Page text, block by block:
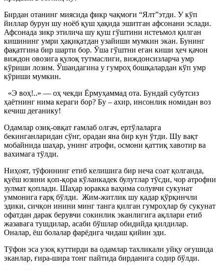
Бирдан отанинг миясида фикр чақмоғи “Ялт”этди. У кўп
йиллар бурун шу ноёб қуш ҳақида эшитган афсонани эслади.
Афсонада зикр этилича шу қуш гўштини истеъмол қилган
кишининг умри ҳақиқатдан узайиши мумкин экан. Бунинг
фақатгина бир шарти бор. Ўша гўштни еган киши ҳеч қачон
виждон овозига қулоқ тутмаслиги, виждонсизларча умр
кўриши лозим. Ўшандагина у гумроҳ бошқалардан кўп умр
кўриши мумкин.
«Э воҳ!..» — оҳ чекди Ёрмуҳаммад ота. Бундай субутсиз
ҳаётнинг нима кераги бор? Бу – ахир, инсонлик номидан воз
кечиш деганику!
Одамлар озиқ-овқат ғамлаб олгач, ертўлаларга
бекинганларидан сўнг, орадан яна бир кун ўтди. Шу вақт
мобайнида шаҳар, унинг атрофи, осмони қаттиқ хавотир ва
вахимага тўлди.
Ниҳоят, тўфоннинг етиб келишига бир неча соат қолганда,
қуёш юзини қоп-қора кўланкадек булутлар тўсди, чор атрофни
зулмат қоплади. Шаҳар юракка ваҳима солувчи сукунат
уммонига ғарқ бўлди. Жим-житлик шу қадар қўрқинчли
эдики, сичқон инини минг танга қилган гумроҳлар бу сукунат
офатдан дарак берувчи сокинлик эканлигига ақллари етиб
жазавага тушдилар, асаби бўшлар обидийда қилдилар.
Оналар, ёш болалар фарёдига чидаш қийин эди.
Тўфон эса узоқ куттирди ва одамлар тахликали уйқу оғушида
эканлар, ғира-шира тонг пайтида бирданига содир бўлди.